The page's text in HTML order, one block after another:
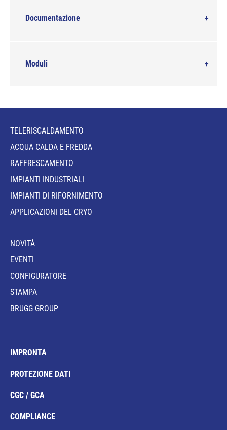
Documentazione
Moduli
TELERISCALDAMENTO
ACQUA CALDA E FREDDA
RAFFRESCAMENTO
IMPIANTI INDUSTRIALI
IMPIANTI DI RIFORNIMENTO
APPLICAZIONI DEL CRYO
NOVITÀ
EVENTI
CONFIGURATORE
STAMPA
BRUGG GROUP
IMPRONTA
PROTEZIONE DATI
CGC / GCA
COMPLIANCE